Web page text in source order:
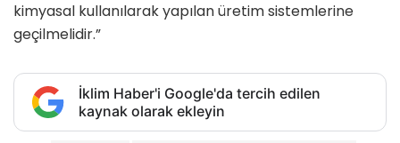
kimyasal kullanılarak yapılan üretim sistemlerine
geçilmelidir.”
İklim Haber'i Google'da tercih edilen
kaynak olarak ekleyin